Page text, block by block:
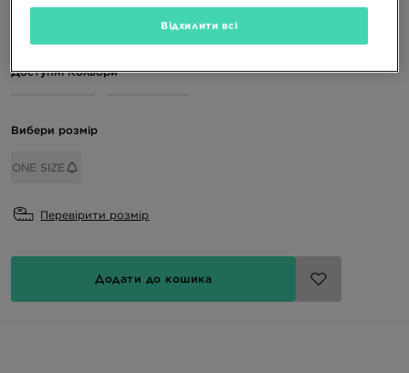
Доступні Кольори
Вибери розмір
ONE SIZE
Перевірити розмір
Додати до кошика
Відхилити всі